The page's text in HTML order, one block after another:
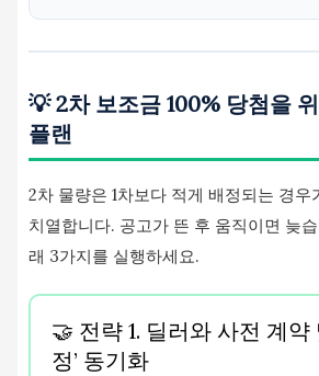
💡 2차 보조금 100% 당첨을
플랜
2차 물량은 1차보다 적게 배정되는 경우
치열합니다. 공고가 뜬 후 움직이면 늦
래 3가지를 실행하세요.
🤝 전략 1. 딜러와 사전 계약
정’ 동기화